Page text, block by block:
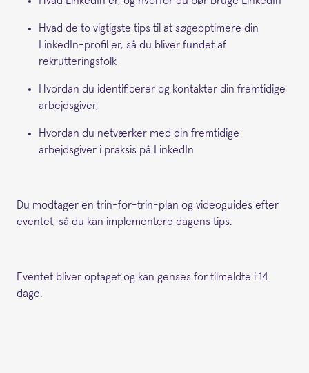
Hvad de to vigtigste tips til at søgeoptimere din
LinkedIn-profil er, så du bliver fundet af
rekrutteringsfolk
Hvordan du identificerer og kontakter din fremtidige
arbejdsgiver,
Hvordan du netværker med din fremtidige
arbejdsgiver i praksis på LinkedIn
Du modtager en trin-for-trin-plan og videoguides efter
eventet, så du kan implementere dagens tips.
Eventet bliver optaget og kan genses for tilmeldte i 14
dage.